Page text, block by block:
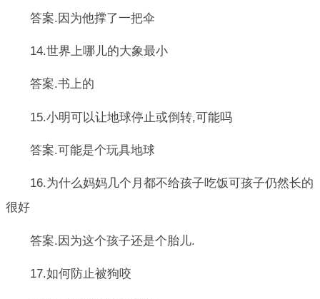
答案.因为他撑了一把伞
14.世界上哪儿的大象最小
答案.书上的
15.小明可以让地球停止或倒转,可能吗
答案.可能是个玩具地球
16.为什么妈妈几个月都不给孩子吃饭可孩子仍然长的
很好
答案.因为这个孩子还是个胎儿.
17.如何防止被狗咬